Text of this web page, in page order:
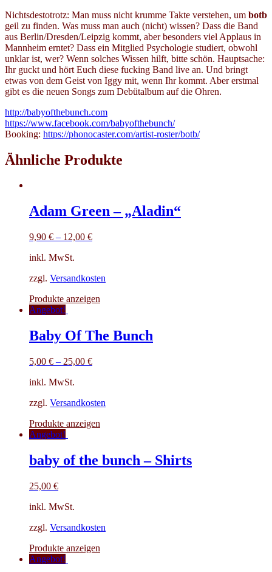
Nichtsdestotrotz: Man muss nicht krumme Takte verstehen, um botb
geil zu finden. Was muss man auch (nicht) wissen? Dass die Band
aus Berlin/Dresden/Leipzig kommt, aber besonders viel Applaus in
Mannheim erntet? Dass ein Mitglied Psychologie studiert, obwohl
unklar ist, wer? Wenn solches Wissen hilft, bitte schön. Hauptsache:
Ihr guckt und hört Euch diese fucking Band live an. Und bringt
etwas von dem Geist von Iggy mit, wenn Ihr kommt. Aber erstmal
gibt es die neuen Songs zum Debütalbum auf die Ohren.
http://babyofthebunch.com
https://www.facebook.com/babyofthebunch/
Booking: https://phonocaster.com/artist-roster/botb/
Ähnliche Produkte
Adam Green – „Aladin“
9,90 € – 12,00 €
inkl. MwSt.
zzgl. Versandkosten
Produkte anzeigen
Angebot!
Baby Of The Bunch
5,00 € – 25,00 €
inkl. MwSt.
zzgl. Versandkosten
Produkte anzeigen
Angebot!
baby of the bunch – Shirts
25,00 €
inkl. MwSt.
zzgl. Versandkosten
Produkte anzeigen
Angebot!